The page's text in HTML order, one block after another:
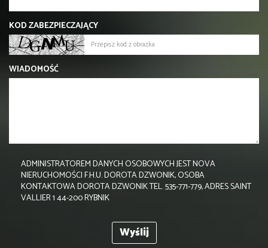
KOD ZABEZPIECZAJĄCY
WIADOMOŚĆ
ADMINISTRATOREM DANYCH OSOBOWYCH JEST NOVA
NIERUCHOMOŚCI F.H.U. DOROTA DZWONIK, OSOBA
KONTAKTOWA DOROTA DZWONIK TEL. 535-771-779, ADRES SAINT
VALLIER 1 44-200 RYBNIK